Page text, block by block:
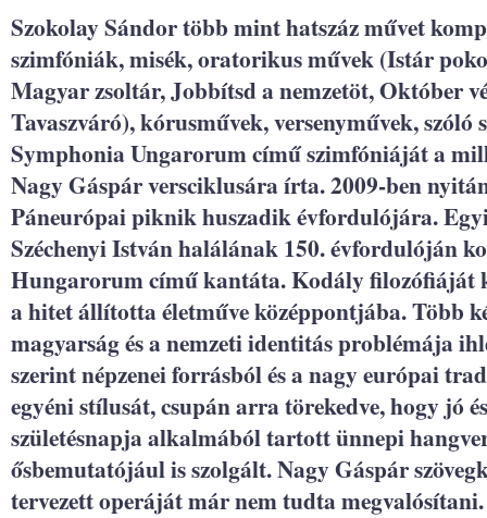
Szokolay Sándor több mint hatszáz művet
szimfóniák, misék, oratorikus művek (Istár
Magyar zsoltár, Jobbítsd a nemzetöt, Október
Tavaszváró), kórusművek, versenyművek,
Symphonia Ungarorum című szimfóniáját a
Nagy Gáspár versciklusára írta. 2009-ben
Páneurópai piknik huszadik évfordulójára.
Széchenyi István halálának 150. évfordulóján
Hungarorum című kantáta. Kodály filozófiáját
a hitet állította életműve középpontjába. Több
magyarság és a nemzeti identitás problémája
szerint népzenei forrásból és a nagy európai
egyéni stílusát, csupán arra törekedve, hogy jó
születésnapja alkalmából tartott ünnepi
ősbemutatójául is szolgált. Nagy Gáspár
tervezett operáját már nem tudta megvalósítani.